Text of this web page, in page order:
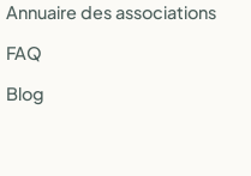
Annuaire des associations
FAQ
Blog